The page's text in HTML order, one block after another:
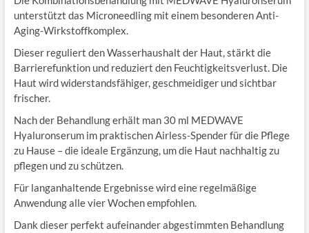
unterstützt das Microneedling mit einem besonderen Anti-
Aging-Wirkstoffkomplex.
Dieser reguliert den Wasserhaushalt der Haut, stärkt die
Barrierefunktion und reduziert den Feuchtigkeitsverlust. Die
Haut wird widerstandsfähiger, geschmeidiger und sichtbar
frischer.
Nach der Behandlung erhält man 30 ml MEDWAVE
Hyaluronserum im praktischen Airless-Spender für die Pflege
zu Hause – die ideale Ergänzung, um die Haut nachhaltig zu
pflegen und zu schützen.
Für langanhaltende Ergebnisse wird eine regelmäßige
Anwendung alle vier Wochen empfohlen.
Dank dieser perfekt aufeinander abgestimmten Behandlung